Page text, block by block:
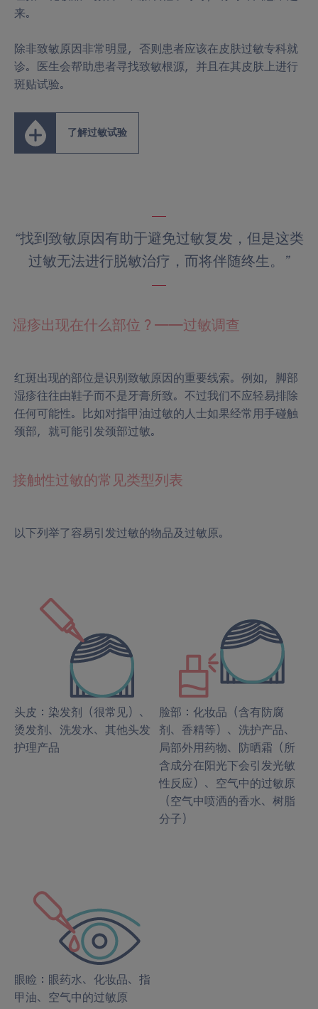
来。
除非致敏原因非常明显，否则患者应该在皮肤过敏专科就
诊。医生会帮助患者寻找致敏根源，并且在其皮肤上进行
斑贴试验。
了解过敏试验
“找到致敏原因有助于避免过敏复发，但是这类
过敏无法进行脱敏治疗，而将伴随终生。”
湿疹出现在什么部位？——过敏调查
红斑出现的部位是识别致敏原因的重要线索。例如，脚部
湿疹往往由鞋子而不是牙膏所致。不过我们不应轻易排除
任何可能性。比如对指甲油过敏的人士如果经常用手碰触
颈部，就可能引发颈部过敏。
接触性过敏的常见类型列表
以下列举了容易引发过敏的物品及过敏原。
头皮：染发剂（很常见）、
烫发剂、洗发水、其他头发
护理产品
脸部：化妆品（含有防腐
剂、香精等）、洗护产品、
局部外用药物、防晒霜（所
含成分在阳光下会引发光敏
性反应）、空气中的过敏原
（空气中喷洒的香水、树脂
分子）
眼睑：眼药水、化妆品、指
甲油、空气中的过敏原